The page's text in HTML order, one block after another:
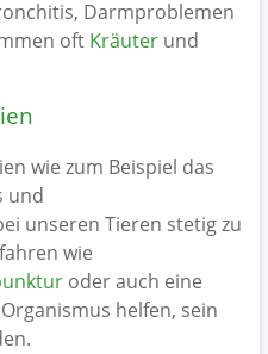
Darmproblemen
oft Kräuterund
wie zum Beispiel das
und
unseren Tieren stetig zu
wie
oder auch eine
helfen, sein